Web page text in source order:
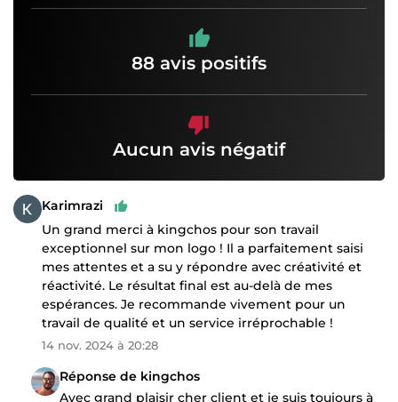
88 avis positifs
Aucun avis négatif
Karimrazi
Un grand merci à kingchos pour son travail
exceptionnel sur mon logo ! Il a parfaitement saisi
mes attentes et a su y répondre avec créativité et
réactivité. Le résultat final est au-delà de mes
espérances. Je recommande vivement pour un
travail de qualité et un service irréprochable !
14 nov. 2024 à 20:28
Réponse de kingchos
Avec grand plaisir cher client et je suis toujours à